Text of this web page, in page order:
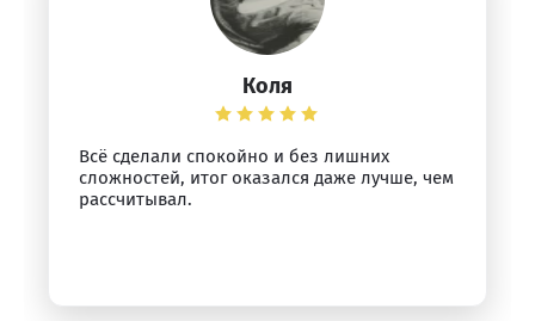
Коля
Всё сделали спокойно и без лишних
сложностей, итог оказался даже лучше, чем
рассчитывал.